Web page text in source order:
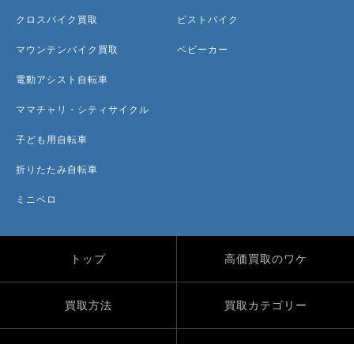
クロスバイク買取
マウンテンバイク買取
電動アシスト自転車
ママチャリ・シティサイクル
子ども用自転車
折りたたみ自転車
ミニベロ
ピストバイク
ベビーカー
トップ 高価買取のワケ
買取方法 買取カテゴリー